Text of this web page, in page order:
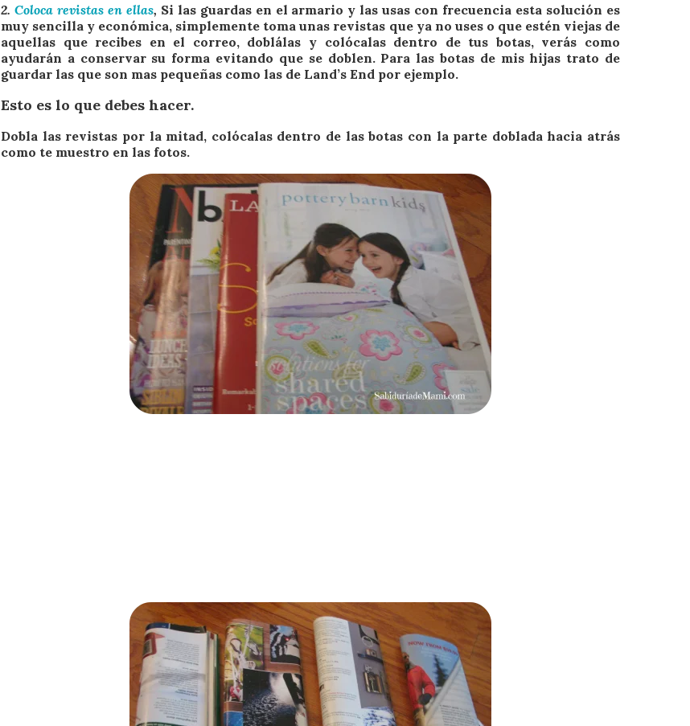
2. Coloca revistas en ellas, Si las guardas en el armario y las usas con frecuencia esta solución es
muy sencilla y económica, simplemente toma unas revistas que ya no uses o que estén viejas de
aquellas que recibes en el correo, doblálas y colócalas dentro de tus botas, verás como
ayudarán a conservar su forma evitando que se doblen. Para las botas de mis hijas trato de
guardar las que son mas pequeñas como las de Land’s End por ejemplo.
Esto es lo que debes hacer.
Dobla las revistas por la mitad, colócalas dentro de las botas con la parte doblada hacia atrás
como te muestro en las fotos.